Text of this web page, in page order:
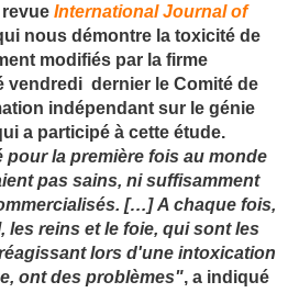
International Journal of
nous démontre la toxicité de
modifiés par la firme
vendredi dernier le Comité de
indépendant sur le génie
a participé à cette étude.
la première fois au monde
pas sains, ni suffisamment
[…] A chaque fois,
les reins et le foie, qui sont les
lors d'une intoxication
ont des problèmes", a indiqué